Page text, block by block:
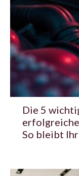
Die 5
So bleibt